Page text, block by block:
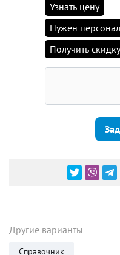
Узнать цену
Нужен
Получить скидку
Другие варианты
Справочник